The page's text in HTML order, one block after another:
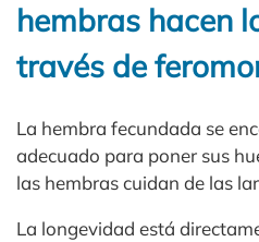
hembras hacen
través de
La hembra fecundada se
adecuado para poner sus
las hembras cuidan de las
La longevidad está